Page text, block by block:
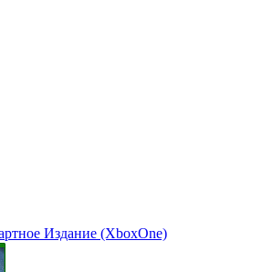
Издание (XboxOne)